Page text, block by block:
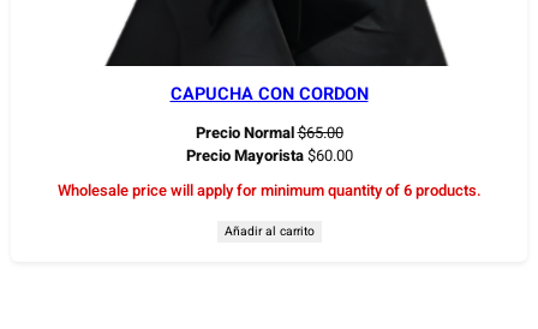
CAPUCHA CON CORDON
Precio Normal$65.00
Precio Mayorista$60.00
Wholesale price will apply for minimum quantity of 6 products.
Añadir al carrito